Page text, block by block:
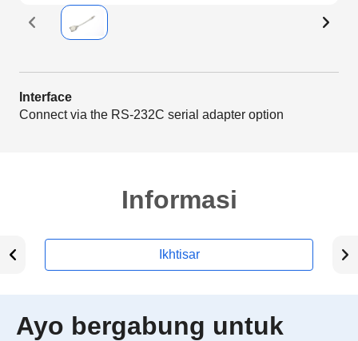
Interface
Connect via the RS-232C serial adapter option
Informasi
Ikhtisar
Ayo bergabung untuk